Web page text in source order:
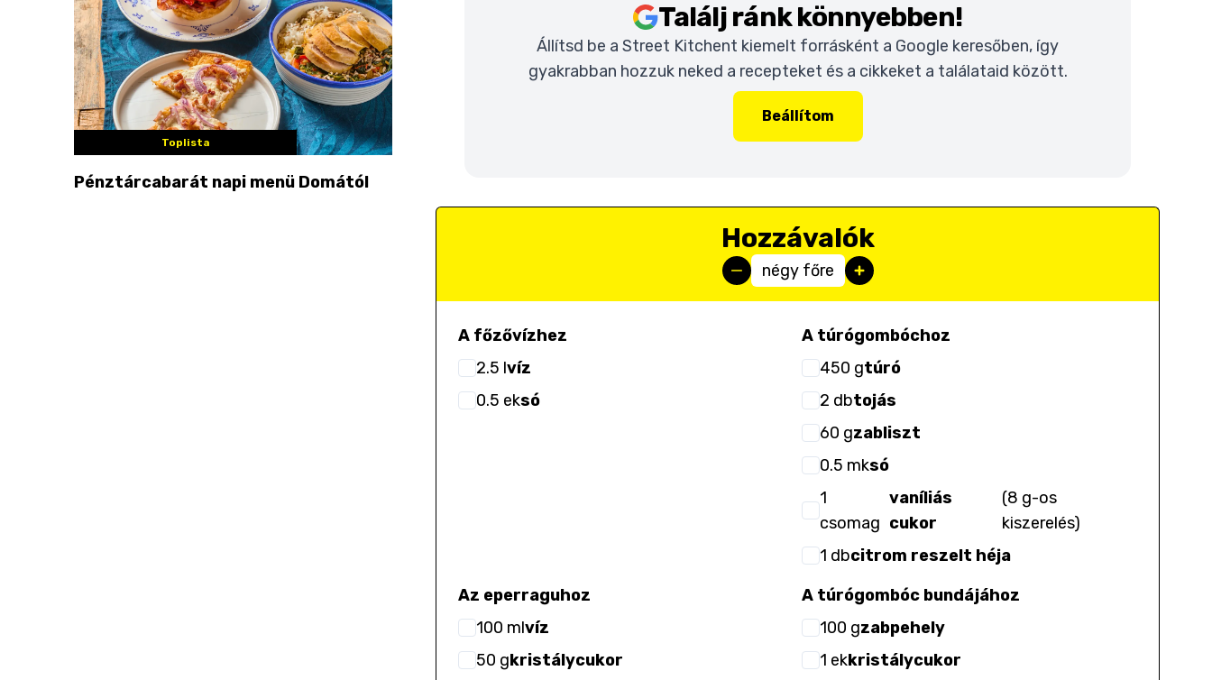
Toplista
Pénztárcabarát napi menü Domától
Találj ránk könnyebben!
Állítsd be a Street Kitchent kiemelt forrásként a Google keresőben, így
gyakrabban hozzuk neked a recepteket és a cikkeket a találataid között.
Beállítom
Hozzávalók
négy főre
A főzővízhez
2.5 lvíz
0.5 eksó
A túrógombóchoz
450 gtúró
2 dbtojás
60 gzabliszt
0.5 mksó
1
csomag
vaníliás
cukor
(8 g-os
kiszerelés)
1 dbcitrom reszelt héja
Az eperraguhoz
100 mlvíz
50 gkristálycukor
A túrógombóc bundájához
100 gzabpehely
1 ekkristálycukor